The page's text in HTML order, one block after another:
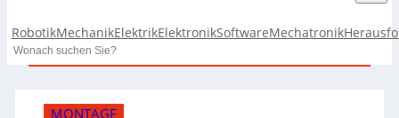
RobotikMechanikElektrikElektronikSoftwareMechatronik
Search
MONTAGE